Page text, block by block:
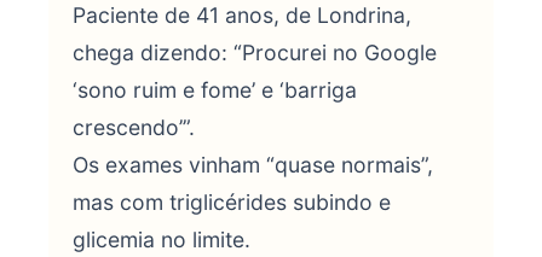
Paciente de 41 anos, de Londrina,
chega dizendo: “Procurei no Google
‘sono ruim e fome’ e ‘barriga
crescendo’”.
Os exames vinham “quase normais”,
mas com triglicérides subindo e
glicemia no limite.